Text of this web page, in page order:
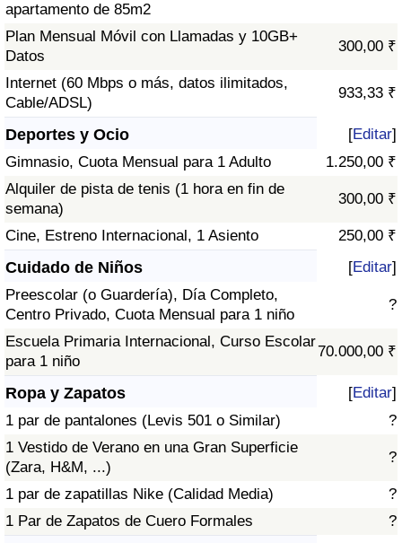
apartamento de 85m2
Plan Mensual Móvil con Llamadas y 10GB+
Datos
300,00 ₹
Internet (60 Mbps o más, datos ilimitados,
Cable/ADSL)
933,33 ₹
Deportes y Ocio [Editar]
Gimnasio, Cuota Mensual para 1 Adulto
1.250,00 ₹
Alquiler de pista de tenis (1 hora en fin de
semana)
300,00 ₹
Cine, Estreno Internacional, 1 Asiento 250,00 ₹
Cuidado de Niños [Editar]
Preescolar (o Guardería), Día Completo,
Centro Privado, Cuota Mensual para 1 niño
?
Escuela Primaria Internacional, Curso Escolar
para 1 niño
70.000,00 ₹
Ropa y Zapatos [Editar]
1 par de pantalones (Levis 501 o Similar)
?
1 Vestido de Verano en una Gran Superficie
(Zara, H&M, ...)
?
1 par de zapatillas Nike (Calidad Media)
?
1 Par de Zapatos de Cuero Formales
?